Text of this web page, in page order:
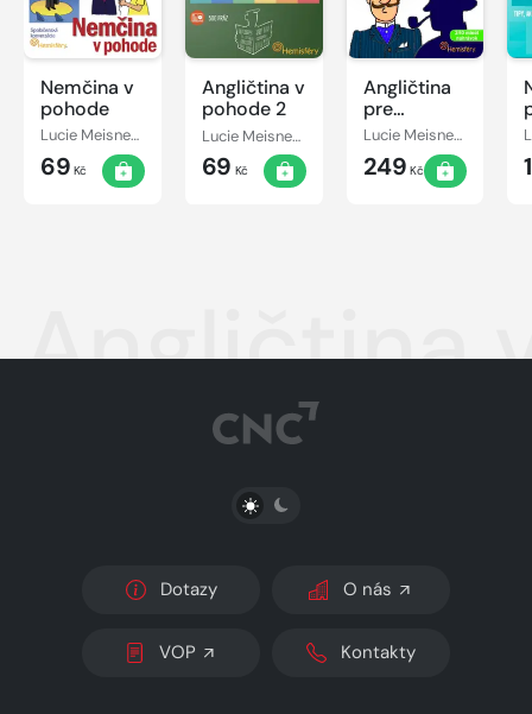
Nemčina v
pohode
Lucie Meisnerová
69 Kč
Angličtina v
pohode 2
Lucie Meisnerová, Roman Baroš, Ingrid Masárová
69 Kč
Angličtina
pre
všetkých 2Lucie Meisnerová, Roman Baroš
249 Kč
Angličtina
PŘEPNOUT SVĚTLÝ/TMAVÝ REŽIM
Dotazy O nás
VOP Kontakty